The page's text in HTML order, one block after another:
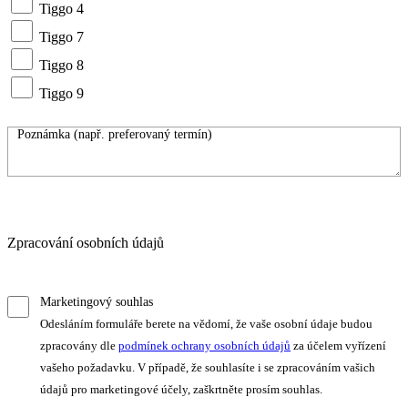
Tiggo 4
Tiggo 7
Tiggo 8
Tiggo 9
Zpracování osobních údajů
Marketingový souhlas
Odesláním formuláře berete na vědomí, že vaše osobní údaje budou
zpracovány dle podmínek ochrany osobních údajů za účelem vyřízení
vašeho požadavku. V případě, že souhlasíte i se zpracováním vašich
údajů pro marketingové účely, zaškrtněte prosím souhlas.